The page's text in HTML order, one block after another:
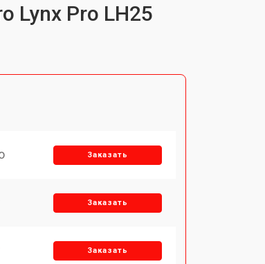
Lynx Pro LH25
Заказать
Заказать
Заказать